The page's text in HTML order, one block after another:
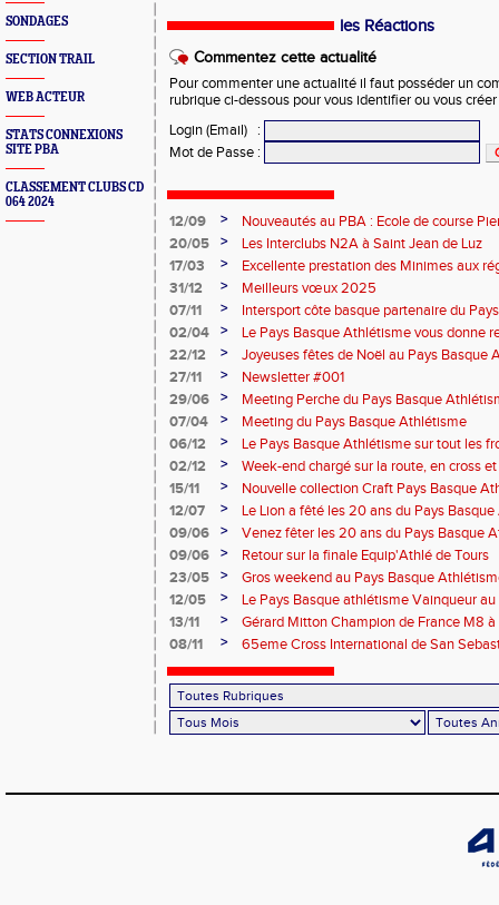
SONDAGES
SECTION TRAIL
WEB ACTEUR
STATS CONNEXIONS
SITE PBA
CLASSEMENT CLUBS CD
064 2024
les Réactions
Commentez cette actualité
Pour commenter une actualité il faut posséder un
rubrique ci-dessous pour vous identifier ou vous
Login (Email)
:
Mot de Passe :
12/09 >
Nouveautés au PBA : Ecole de course
20/05
>
Les Interclubs N2A à Saint Jean de Luz
17/03
>
Excellente prestation des Minimes aux
31/12
>
Meilleurs vœux 2025
07/11
>
Intersport côte basque partenaire du
02/04
>
Le Pays Basque Athlétisme vous donne
22/12
>
Joyeuses fêtes de Noël au Pays Basque
27/11
>
Newsletter #001
29/06
>
Meeting Perche du Pays Basque
07/04
>
Meeting du Pays Basque Athlétisme
06/12
>
Le Pays Basque Athlétisme sur tout les
02/12
>
Week-end chargé sur la route, en cross
15/11
>
Nouvelle collection Craft Pays Basque
12/07
>
Le Lion a fêté les 20 ans du Pays
09/06
>
Venez fêter les 20 ans du Pays Basque
09/06
>
Retour sur la finale Equip'Athlé de Tours
23/05
>
Gros weekend au Pays Basque
12/05
>
Le Pays Basque athlétisme Vainqueur au
13/11
>
Gérard Mitton Champion de France M8
des athlètes du PBA
08/11 > 65eme Cross International de San